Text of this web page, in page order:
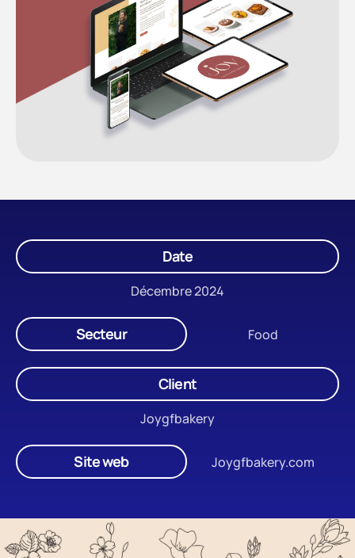
Date
Décembre 2024
Secteur Food
Client
Joygfbakery
Site web Joygfbakery.com